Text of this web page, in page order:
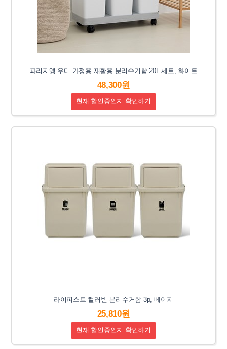
파리지앵 우디 가정용 재활용 분리수거함 20L 세트, 화이트
48,300원
현재 할인중인지 확인하기
라이피스트 컬러빈 분리수거함 3p, 베이지
25,810원
현재 할인중인지 확인하기